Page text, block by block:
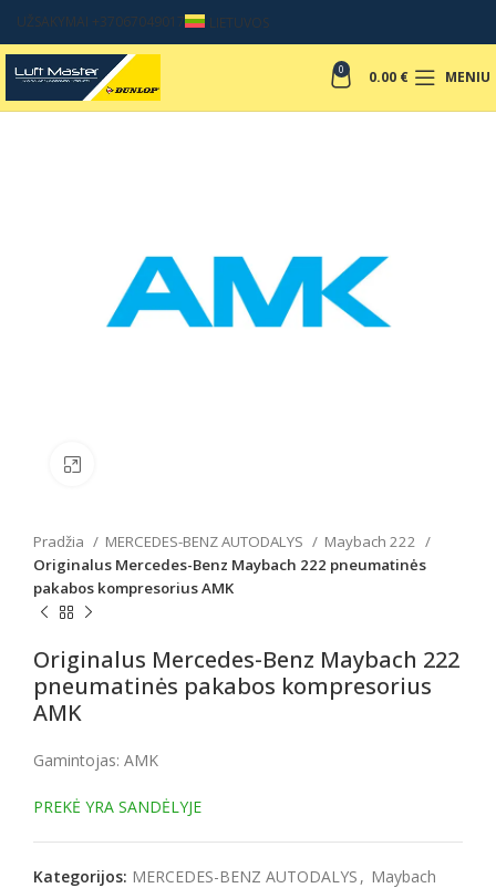
UŽSAKYMAI +37067049017 LIETUVOS
0 0.00 € MENIU
Pradžia MERCEDES-BENZ AUTODALYS
Maybach 222
Originalus Mercedes-Benz Maybach 222 pneumatinės
pakabos kompresorius AMK
Originalus Mercedes-Benz Maybach 222
pneumatinės pakabos kompresorius
AMK
Gamintojas: AMK
PREKĖ YRA SANDĖLYJE
Kategorijos: MERCEDES-BENZ AUTODALYS , Maybach